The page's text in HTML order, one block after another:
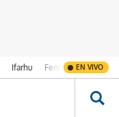
Ifarhu Fenómeno de El
EN VIVO